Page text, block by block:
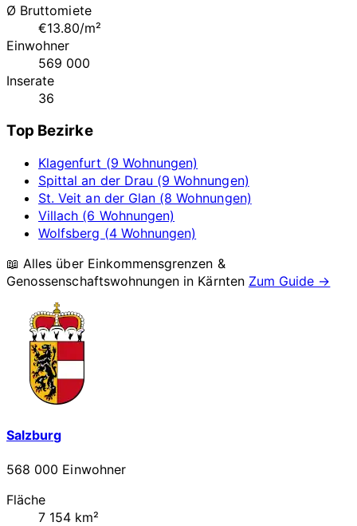
Ø Bruttomiete
€13.80/m²
Einwohner
569 000
Inserate
36
Top Bezirke
Klagenfurt (9 Wohnungen)
Spittal an der Drau (9 Wohnungen)
St. Veit an der Glan (8 Wohnungen)
Villach (6 Wohnungen)
Wolfsberg (4 Wohnungen)
📖 Alles über Einkommensgrenzen &
Genossenschaftswohnungen in Kärnten Zum Guide →
Salzburg
568 000 Einwohner
Fläche
7 154 km²